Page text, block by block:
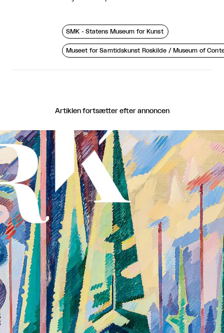
SMK - Statens Museum for Kunst
Museet for Samtidskunst Roskilde / Museum of
Artiklen fortsætter efter annoncen